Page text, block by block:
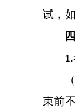
试，
1.
（
束前